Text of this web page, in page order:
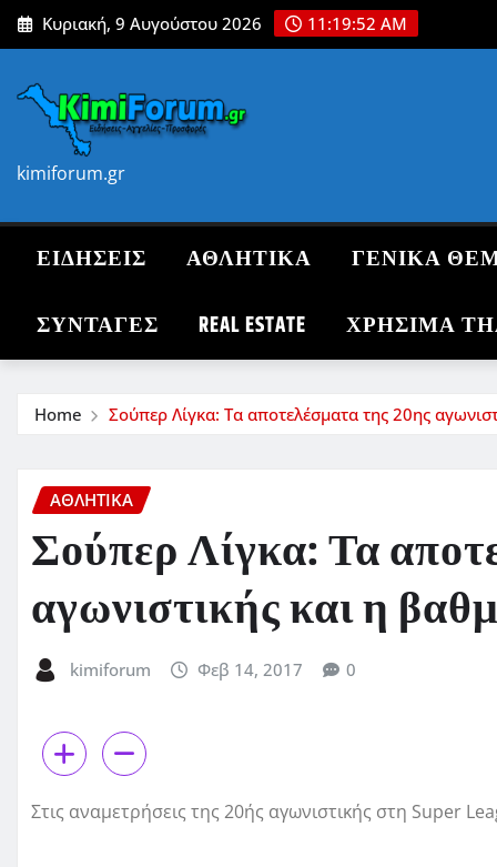
Skip
to
Κυριακή, 9 Αυγούστου 2026 11:19:53 AM
kimiforum.gr
ΕΙΔΗΣΕΙΣ ΑΘΛΗΤΙΚΑ ΓΕΝΙΚΑ
ΣΥΝΤΑΓΈΣ REAL ESTATE ΧΡΗΣΙΜΑ
Home Σούπερ Λίγκα: Τα αποτελέσματα της 20ης
ΑΘΛΗΤΙΚΑ
Σούπερ Λίγκα: Τα
αγωνιστικής και η
kimiforum Φεβ 14, 2017 0
Στις αναμετρήσεις της 20ής αγωνιστικής στη Super